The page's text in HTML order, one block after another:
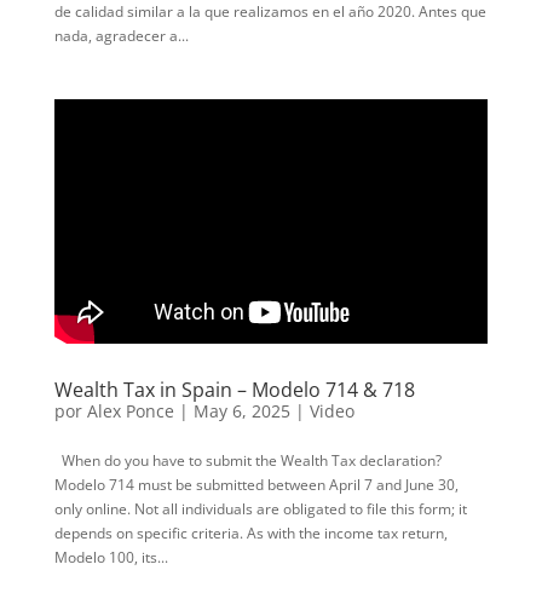
de calidad similar a la que realizamos en el año 2020. Antes que
nada, agradecer a...
Wealth Tax in Spain – Modelo 714 & 718
por Alex Ponce | May 6, 2025| Video
When do you have to submit the Wealth Tax declaration?
Modelo 714 must be submitted between April 7 and June 30,
only online. Not all individuals are obligated to file this form; it
depends on specific criteria. As with the income tax return,
Modelo 100, its...